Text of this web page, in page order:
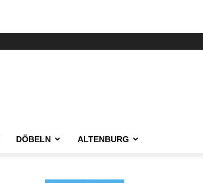
DÖBELN ALTENBURG